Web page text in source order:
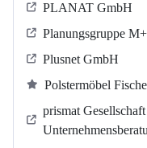
PLANAT GmbH
Planungsgruppe
Plusnet GmbH
Polstermöbel
prismat